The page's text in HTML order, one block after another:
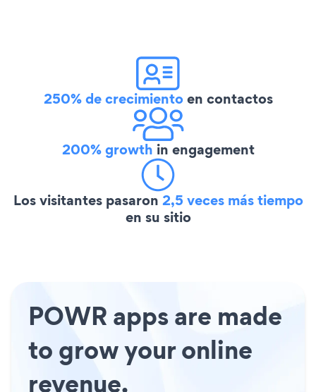
250% de crecimientoen contactos
200% growth in engagement
Los visitantes pasaron 2,5 veces más tiempo
en su sitio
POWR apps are made
to grow your online
revenue.